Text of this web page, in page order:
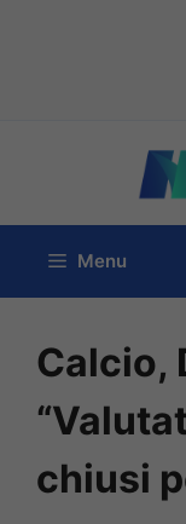
contenuto
Menu
Calcio,
chiusi